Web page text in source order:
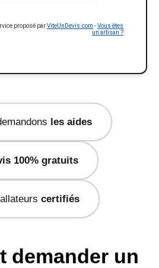
proposé parViteUnDevis.com -Vous êtes
un artisan ?
les aides
100% gratuits
certifiés
demander un